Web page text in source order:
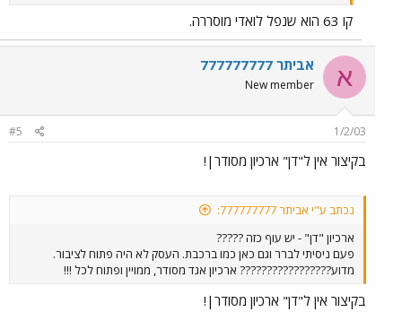
קו 63 הוא שנפל לואדי מוסררה.
א אביתר 777777777
New member
1/2/03
#5
בקיצור אין ל"דן" ארכיון מסודר|!
נכתב ע"י אביתר 777777777:
ארכיון "דן" - יש עוף כזה ?????
פעם ניסיתי לברר וגם כאן כמו ברכבת. העסק לא היה פתוח לציבור.
מדוע????????????????? ארכיון אגד מסודר, ממויין ופתוח לכל !!!
בקיצור אין ל"דן" ארכיון מסודר|!